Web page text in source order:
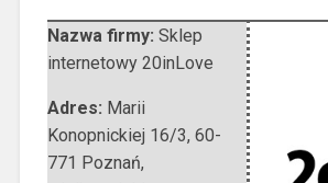
Nazwa firmy: Sklep
internetowy 20inLove
Adres: Marii
Konopnickiej 16/3, 60-
771 Poznań,